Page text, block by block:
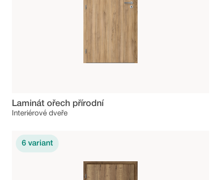
Laminát ořech přírodní
Interiérové dveře
6 variant